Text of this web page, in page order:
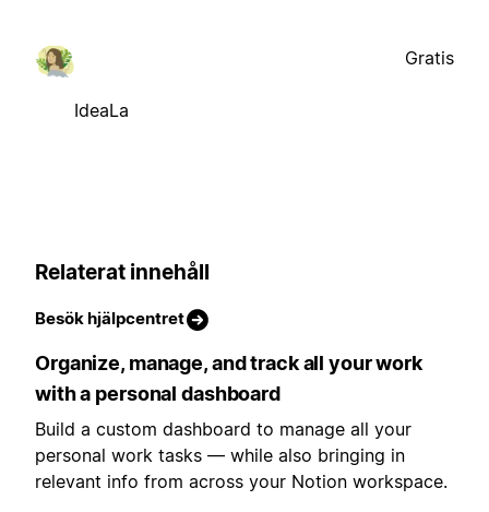
IdeaLa
Gratis
Relaterat innehåll
Besök hjälpcentret
Organize, manage, and track all your work
with a personal dashboard
Build a custom dashboard to manage all your
personal work tasks — while also bringing in
relevant info from across your Notion workspace.